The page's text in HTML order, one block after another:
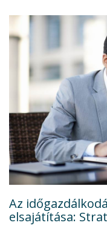
Az
elsajátítása: